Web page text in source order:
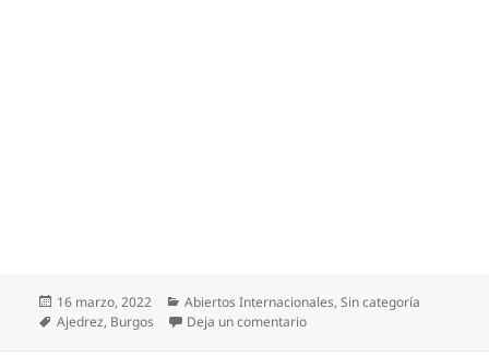
Publicado
el
16 marzo, 2022 Categorías
Abiertos Internacionales,Sin categoría
Etiquetas
Ajedrez, Burgos Deja un comentarioen Convocado el IV Festival